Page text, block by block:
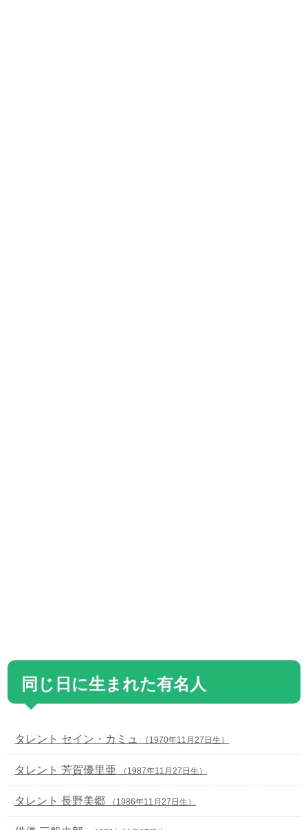
同じ日に生まれた有名人
タレント セイン・カミュ （1970年11月27日生）
タレント 芳賀優里亜 （1987年11月27日生）
タレント 長野美郷 （1986年11月27日生）